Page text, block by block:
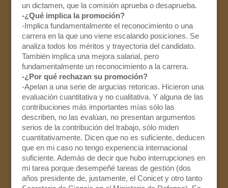
un dictamen, que la comisión aprueba o desaprueba.
-¿Qué implica la promoción?
-Implica fundamentalmente el reconocimiento o una
carrera en la que uno viene escalando posiciones. Se
analiza todos los méritos y trayectoria del candidato.
También implica una mejora salarial, pero
fundamentalmente un reconocimiento a la carrera.
-¿Por qué rechazan su promoción?
-Apelan a una serie de argucias retoricas. Hicieron una
evaluación cuantitativa y no cualitativa. Y alguna de las
contribuciones más importantes mías sólo las
describen, no las evalúan, no presentan argumentos
serios de la contribución del trabajo, sólo miden
cuantitativamente. Dicen que no es suficiente, deducen
que en mi caso no tengo experiencia internacional
suficiente. Además de decir que hubo interrupciones en
mi tarea porque desempeñé tareas de gestión (dos
años presidente de, justamente, el Conicet y otro tanto